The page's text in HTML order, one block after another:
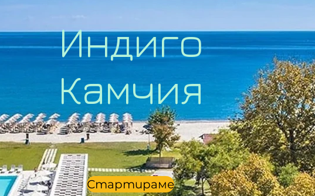
Индиго
Камчия
Стартираме